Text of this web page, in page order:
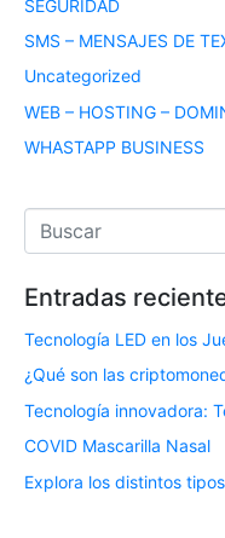
SEGURIDAD
SMS – MENSAJES DE
Uncategorized
WEB – HOSTING –
WHASTAPP BUSINESS
Entradas
Tecnología LED en los
¿Qué son las
Tecnología innovadora:
COVID Mascarilla Nasal
Explora los distintos